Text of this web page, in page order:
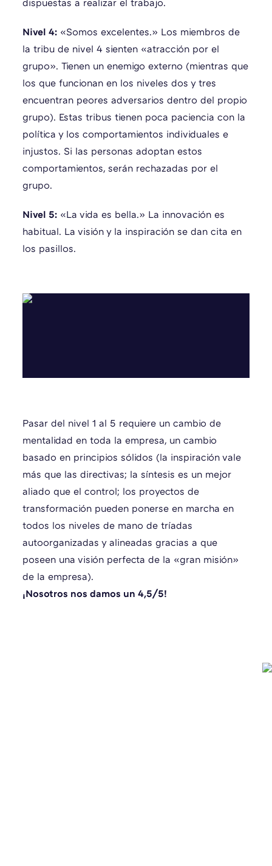
Nivel 4: «Somos excelentes.» Los miembros de
la tribu de nivel 4 sienten «atracción por el
grupo». Tienen un enemigo externo (mientras que
los que funcionan en los niveles dos y tres
encuentran peores adversarios dentro del propio
grupo). Estas tribus tienen poca paciencia con la
política y los comportamientos individuales e
injustos. Si las personas adoptan estos
comportamientos, serán rechazadas por el
grupo.
Nivel 5: «La vida es bella.» La innovación es
habitual. La visión y la inspiración se dan cita en
los pasillos.
Pasar del nivel 1 al 5 requiere un cambio de
mentalidad en toda la empresa, un cambio
basado en principios sólidos (la inspiración vale
más que las directivas; la síntesis es un mejor
aliado que el control; los proyectos de
transformación pueden ponerse en marcha en
todos los niveles de mano de tríadas
autoorganizadas y alineadas gracias a que
poseen una visión perfecta de la «gran misión»
de la empresa).
¡Nosotros nos damos un 4,5/5!